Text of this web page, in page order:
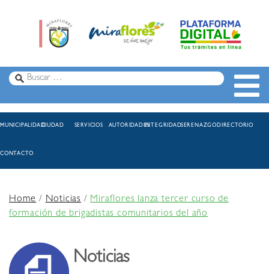
MUNICIPALIDADCIUDAD SERVICIOS AUTORIDADESINTEGRIDADSERENAZGODIRECTORIO
CONTACTO
Home/Noticias /Miraflores lanza tercer curso de
formación de brigadistas comunitarios del año
Noticias